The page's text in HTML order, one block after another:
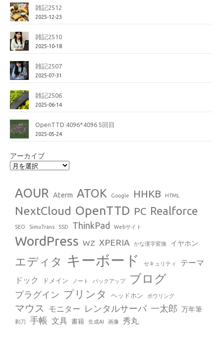
雑記2512
2025-12-23
雑記2510
2025-10-18
雑記2507
2025-07-31
雑記2506
2025-06-14
OpenTTD 4096*4096 5回目
2025-05-24
アーカイブ
AOUR Aterm ATOK Google HHKB HTML
NextCloud OpenTTD PC Realforce
SEO SimuTrans SSD ThinkPad Webサイト
WordPress WZ XPERIA かな漢字変換 イヤホン
エディタ キーボード セキュリティ
テーマ
ドック
ドメイン ノート バックアップ ブログ
プラグイン プリンタ ヘッドホン ボウリング
マウス モニター レンタルサーバ 一太郎 万年筆
剃刀 手帳 文具 書籍 生成AI 画像 秀丸